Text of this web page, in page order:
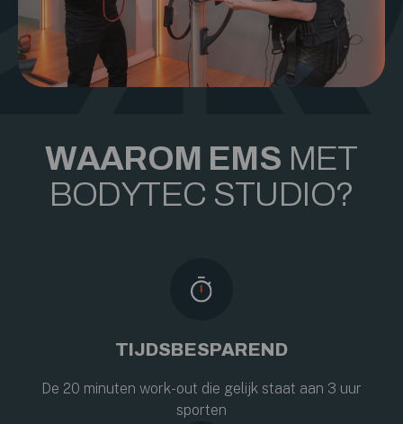
WAAROM EMS MET
BODYTEC STUDIO?
TIJDSBESPAREND
De 20 minuten work-out die gelijk staat aan 3 uur
sporten